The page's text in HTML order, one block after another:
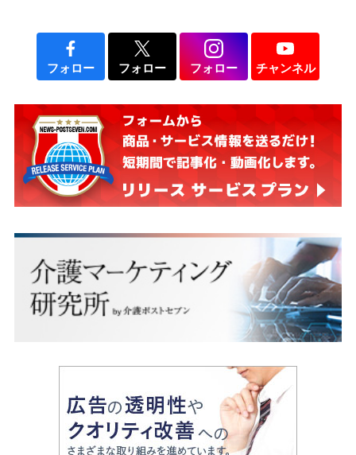
フォロー フォロー フォロー チャンネル